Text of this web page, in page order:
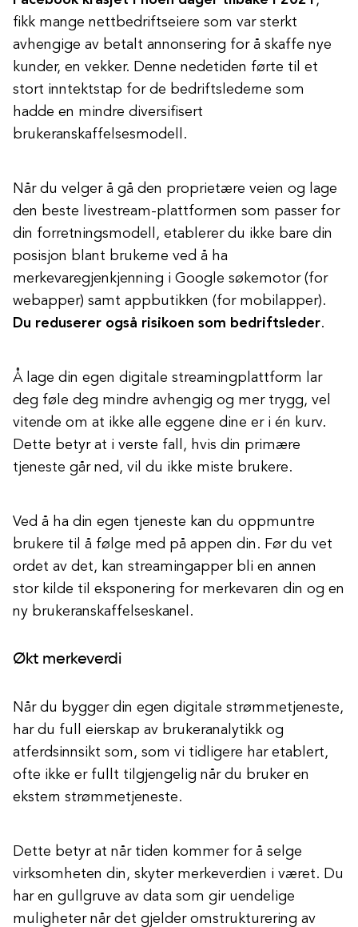
fikk mange nettbedriftseiere som var sterkt
avhengige av betalt annonsering for å skaffe nye
kunder, en vekker. Denne nedetiden førte til et
stort inntektstap for de bedriftslederne som
hadde en mindre diversifisert
brukeranskaffelsesmodell.
Når du velger å gå den proprietære veien og lage
den beste livestream-plattformen som passer for
din forretningsmodell, etablerer du ikke bare din
posisjon blant brukerne ved å ha
merkevaregjenkjenning i Google søkemotor (for
webapper) samt appbutikken (for mobilapper).
Du reduserer også risikoen som bedriftsleder.
Å lage din egen digitale streamingplattform lar
deg føle deg mindre avhengig og mer trygg, vel
vitende om at ikke alle eggene dine er i én kurv.
Dette betyr at i verste fall, hvis din primære
tjeneste går ned, vil du ikke miste brukere.
Ved å ha din egen tjeneste kan du oppmuntre
brukere til å følge med på appen din. Før du vet
ordet av det, kan streamingapper bli en annen
stor kilde til eksponering for merkevaren din og en
ny brukeranskaffelseskanel.
Økt merkeverdi
Når du bygger din egen digitale strømmetjeneste,
har du full eierskap av brukeranalytikk og
atferdsinnsikt som, som vi tidligere har etablert,
ofte ikke er fullt tilgjengelig når du bruker en
ekstern strømmetjeneste.
Dette betyr at når tiden kommer for å selge
virksomheten din, skyter merkeverdien i været. Du
har en gullgruve av data som gir uendelige
muligheter når det gjelder omstrukturering av